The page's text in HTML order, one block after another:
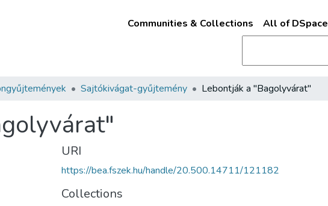
Communities & Collections All of DSpace
Sajtókivágat-gyűjtemény Lebontják a "Bagolyvárat"
URI
https://bea.fszek.hu/handle/20.500.14711/121182
Collections